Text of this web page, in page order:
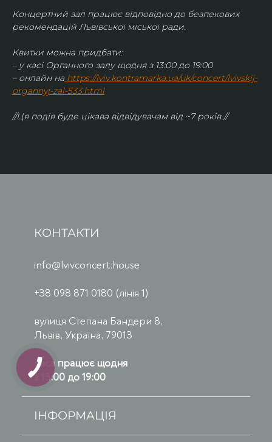
Концертний зал працює відповідно до безпекових
рекомендацій Львівської міської ради.
Квитки можна придбати:
– у касі Органного залу щодня з 13:00 до 19:00
– онлайн на https://lviv.kontramarka.ua/uk/concert/lvivskij-
organnyj-zal-533.html
//Ця подія буде цікава відвідувачам від ~7 років.//
КОНТАКТИ
info@lvivconcert.house
+38 098 871 0180 (лінія 1)
вулиця Степана Бандери 8,
Львів, Україна, 79013
Каса працює щодня
з 13:00 до 19:00
ІНФОРМАЦІЯ